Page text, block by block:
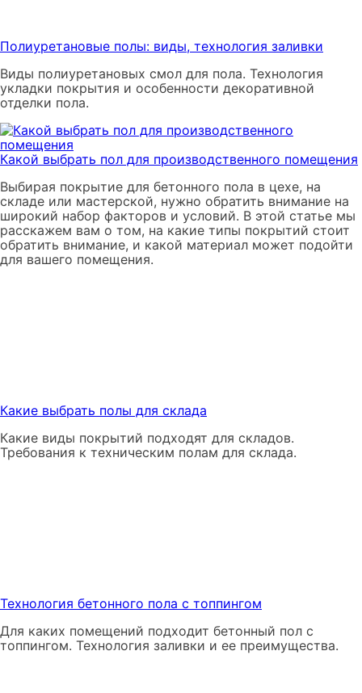
Полиуретановые полы: виды, технология заливки
Виды полиуретановых смол для пола. Технология
укладки покрытия и особенности декоративной
отделки пола.
Какой выбрать пол для производственного помещения
Выбирая покрытие для бетонного пола в цехе, на
складе или мастерской, нужно обратить внимание на
широкий набор факторов и условий. В этой статье мы
расскажем вам о том, на какие типы покрытий стоит
обратить внимание, и какой материал может подойти
для вашего помещения.
Какие выбрать полы для склада
Какие виды покрытий подходят для складов.
Требования к техническим полам для склада.
Технология бетонного пола с топпингом
Для каких помещений подходит бетонный пол с
топпингом. Технология заливки и ее преимущества.